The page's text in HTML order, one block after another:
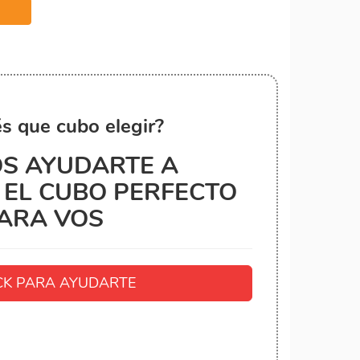
que cubo elegir?
AYUDARTE A
CUBO PERFECTO
VOS
PARA AYUDARTE